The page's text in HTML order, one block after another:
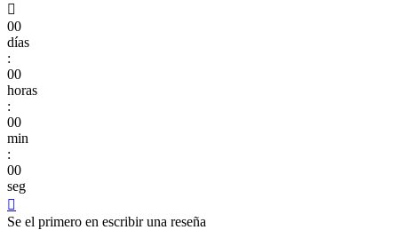

00
días
:
00
horas
:
00
min
:
00
seg

Se el primero en escribir una reseña